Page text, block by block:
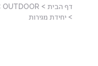
דף הבית >
OUTDOOR
> יחידת מגירות